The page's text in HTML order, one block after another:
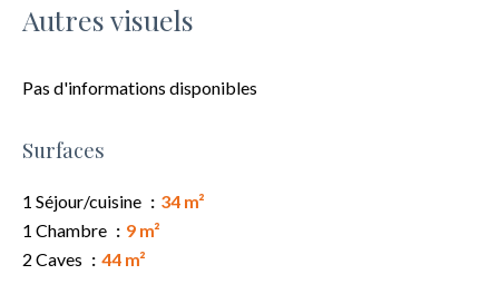
Autres visuels
Pas d'informations disponibles
Surfaces
1 Séjour/cuisine
34 m²
1 Chambre
9 m²
2 Caves
44 m²